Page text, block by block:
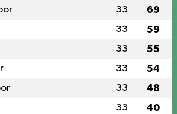
33 69
33 59
33 55
33 54
33 48
33 40